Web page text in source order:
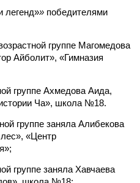
легенд»» победителями
группе Магомедова
Айболит», «Гимназия
группе Ахмедова Аида,
Ча», школа №18.
группе заняла Алибекова
«Центр
группе заняла Хавчаева